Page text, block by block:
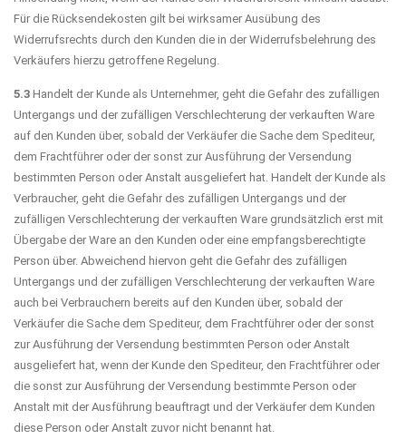
Für die Rücksendekosten gilt bei wirksamer Ausübung des
Widerrufsrechts durch den Kunden die in der Widerrufsbelehrung des
Verkäufers hierzu getroffene Regelung.
5.3 Handelt der Kunde als Unternehmer, geht die Gefahr des zufälligen
Untergangs und der zufälligen Verschlechterung der verkauften Ware
auf den Kunden über, sobald der Verkäufer die Sache dem Spediteur,
dem Frachtführer oder der sonst zur Ausführung der Versendung
bestimmten Person oder Anstalt ausgeliefert hat. Handelt der Kunde als
Verbraucher, geht die Gefahr des zufälligen Untergangs und der
zufälligen Verschlechterung der verkauften Ware grundsätzlich erst mit
Übergabe der Ware an den Kunden oder eine empfangsberechtigte
Person über. Abweichend hiervon geht die Gefahr des zufälligen
Untergangs und der zufälligen Verschlechterung der verkauften Ware
auch bei Verbrauchern bereits auf den Kunden über, sobald der
Verkäufer die Sache dem Spediteur, dem Frachtführer oder der sonst
zur Ausführung der Versendung bestimmten Person oder Anstalt
ausgeliefert hat, wenn der Kunde den Spediteur, den Frachtführer oder
die sonst zur Ausführung der Versendung bestimmte Person oder
Anstalt mit der Ausführung beauftragt und der Verkäufer dem Kunden
diese Person oder Anstalt zuvor nicht benannt hat.